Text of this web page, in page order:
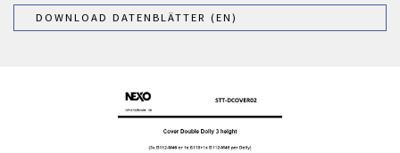
DOWNLOAD DATENBLÄTTER (EN)